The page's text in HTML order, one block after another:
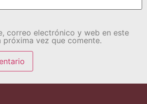
correo electrónico y web en este
próxima vez que comente.